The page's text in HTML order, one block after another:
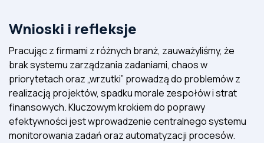
Wnioski i refleksje
Pracując z firmami z różnych branż, zauważyliśmy, że
brak systemu zarządzania zadaniami, chaos w
priorytetach oraz „wrzutki” prowadzą do problemów z
realizacją projektów, spadku morale zespołów i strat
finansowych. Kluczowym krokiem do poprawy
efektywności jest wprowadzenie centralnego systemu
monitorowania zadań oraz automatyzacji procesów.